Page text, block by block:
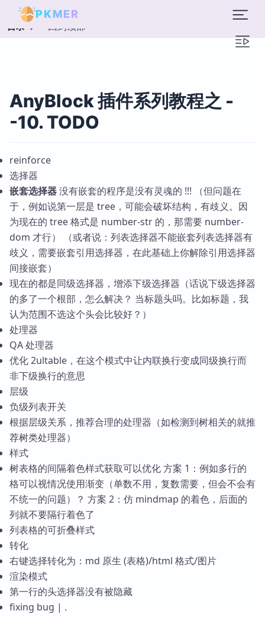
PKMER
目录 回到顶部
AnyBlock 插件系列教程之 -
-10. TODO
reinforce
选择器
嵌套选择器没有嵌套的程序是没有灵魂的 !!! （但问题在
于，例如说第一层是 tree，可能会破坏结构，有歧义。因
为现在的 tree 格式是 number-str 的，那需要 number-
dom 才行） （或者说：列表选择器不能嵌套列表选择器有
歧义，需要嵌套引用选择器，在此基础上你解除引用选择器
间接嵌套）
现在的都是同级选择器，增添下级选择器（话说下级选择器
的多了一个根部，怎么解决？ 当标题头吗。比如标题，我
认为范围不选这个头会比较好？）
处理器
QA 处理器
优化 2ultable，在这个模式中让内联换行变成同级换行而
非下级换行的意思
层级
负级列表开关
根据层级关系，推荐合理的处理器（如检测到树相关的就推
荐树类处理器）
样式
树表格的间隔着色样式获取可以优化 方案 1：例如多行的
格可以视情况使用渐变（单数不用，复数需要，但会不会有
不统一的问题）？ 方案 2：仿 mindmap 的着色，后面的
列就不要隔行着色了
列表格的可折叠样式
转化
右键选择转化为：md 原生 (表格)/html 格式/图片
渲染模式
第一行的头选择器没有被隐藏
fixing bug | .